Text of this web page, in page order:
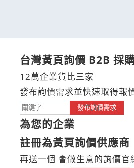
台灣黃頁詢價 B2B 採
12萬企業貨比三家
發布詢價需求並快速取得報
發布詢價需求
為您的企業
註冊為黃頁詢價供應商
再送一個 會做生意的詢價官